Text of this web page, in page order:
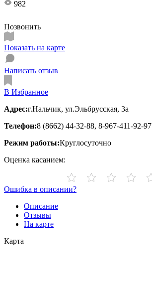
982
Позвонить
Показать на карте
Написать отзыв
В Избранное
Адрес:г.Нальчик, ул.Эльбрусская, 3а
Телефон:8 (8662) 44-32-88, 8-967-411-92-97
Режим работы:Круглосуточно
Оценка касанием:
Ошибка в описании?
Описание
Отзывы
На карте
Карта